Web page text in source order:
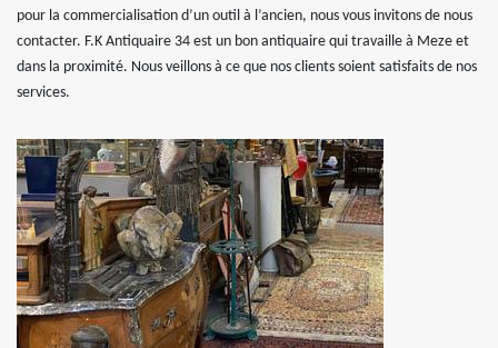
pour la commercialisation d’un outil à l’ancien, nous vous invitons de nous
contacter. F.K Antiquaire 34 est un bon antiquaire qui travaille à Meze et
dans la proximité. Nous veillons à ce que nos clients soient satisfaits de nos
services.